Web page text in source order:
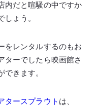
内だと喧騒の中ですか
ょう。
をレンタルするのもお
ターでしたら映画館さ
きます。
タースプラウト は、